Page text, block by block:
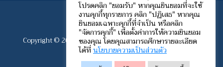
Copyright © 2012-2024 Speech Communication Network.
All rights reserved.
โปรดคลิก "ยอมรับ" หากคุณยินยอมที่จะใช้
งานคุกกี้ทุกรายการ คลิก "ปฏิเสธ" หากคุณ
ยินยอมเฉพาะคุกกี้ที่จำเป็น หรือคลิก
"จัดการคุกกี้" เพื่อตั้งค่าการให้ความยินยอม
ของคุณ โดยคุณสามารถศึกษารายละเอียด
ได้ที่นโยบายความเป็นส่วนตัว